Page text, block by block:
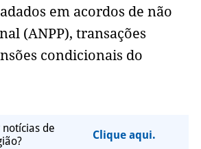
em acordos de não
(ANPP), transações
condicionais do
de
Clique aqui.